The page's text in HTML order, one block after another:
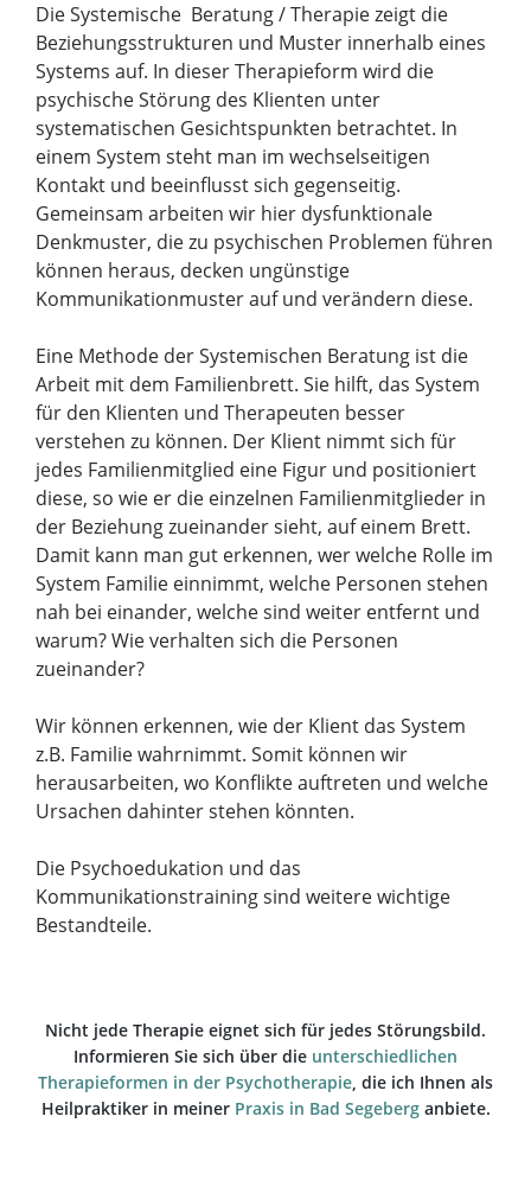
Die Systemische Beratung / Therapie zeigt die
Beziehungsstrukturen und Muster innerhalb eines
Systems auf. In dieser Therapieform wird die
psychische Störung des Klienten unter
systematischen Gesichtspunkten betrachtet. In
einem System steht man im wechselseitigen
Kontakt und beeinflusst sich gegenseitig.
Gemeinsam arbeiten wir hier dysfunktionale
Denkmuster, die zu psychischen Problemen führen
können heraus, decken ungünstige
Kommunikationmuster auf und verändern diese.
Eine Methode der Systemischen Beratung ist die
Arbeit mit dem Familienbrett. Sie hilft, das System
für den Klienten und Therapeuten besser
verstehen zu können. Der Klient nimmt sich für
jedes Familienmitglied eine Figur und positioniert
diese, so wie er die einzelnen Familienmitglieder in
der Beziehung zueinander sieht, auf einem Brett.
Damit kann man gut erkennen, wer welche Rolle im
System Familie einnimmt, welche Personen stehen
nah bei einander, welche sind weiter entfernt und
warum? Wie verhalten sich die Personen
zueinander?
Wir können erkennen, wie der Klient das System
z.B. Familie wahrnimmt. Somit können wir
herausarbeiten, wo Konflikte auftreten und welche
Ursachen dahinter stehen könnten.
Die Psychoedukation und das
Kommunikationstraining sind weitere wichtige
Bestandteile.
Nicht jede Therapie eignet sich für jedes Störungsbild.
Informieren Sie sich über die unterschiedlichen
Therapieformen in der Psychotherapie, die ich Ihnen als
Heilpraktiker in meinerPraxis in Bad Segeberganbiete.